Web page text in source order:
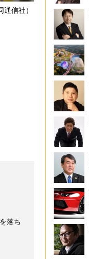
信社）
落ち